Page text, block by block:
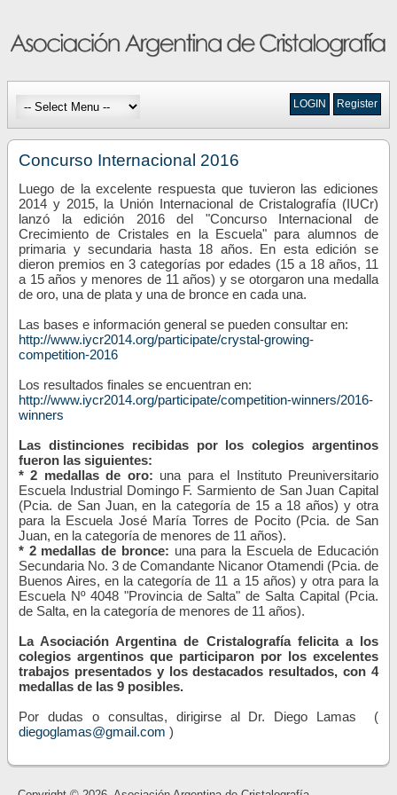
Register
LOGIN
Concurso Internacional 2016
Luego de la excelente respuesta que tuvieron las ediciones
2014 y 2015, la Unión Internacional de Cristalografía (IUCr)
lanzó la edición 2016 del "Concurso Internacional de
Crecimiento de Cristales en la Escuela" para alumnos de
primaria y secundaria hasta 18 años. En esta edición se
dieron premios en 3 categorías por edades (15 a 18 años, 11
a 15 años y menores de 11 años) y se otorgaron una medalla
de oro, una de plata y una de bronce en cada una.
Las bases e información general se pueden consultar en:
http://www.iycr2014.org/participate/crystal-growing-
competition-2016
Los resultados finales se encuentran en:
http://www.iycr2014.org/participate/competition-winners/2016-
winners
Las distinciones recibidas por los colegios argentinos
fueron las siguientes:
* 2 medallas de oro: una para el Instituto Preuniversitario
Escuela Industrial Domingo F. Sarmiento de San Juan Capital
(Pcia. de San Juan, en la categoría de 15 a 18 años) y otra
para la Escuela José María Torres de Pocito (Pcia. de San
Juan, en la categoría de menores de 11 años).
* 2 medallas de bronce: una para la Escuela de Educación
Secundaria No. 3 de Comandante Nicanor Otamendi (Pcia. de
Buenos Aires, en la categoría de 11 a 15 años) y otra para la
Escuela Nº 4048 "Provincia de Salta" de Salta Capital (Pcia.
de Salta, en la categoría de menores de 11 años).
La Asociación Argentina de Cristalografía felicita a los
colegios argentinos que participaron por los excelentes
trabajos presentados y los destacados resultados, con 4
medallas de las 9 posibles.
Por dudas o consultas, dirigirse al Dr. Diego Lamas (
diegoglamas@gmail.com )